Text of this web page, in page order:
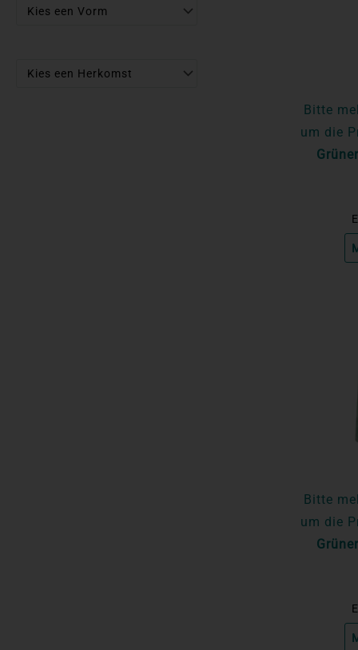
Kies een Vorm
Kies een Herkomst
Bitte
um die
Bitte
um die